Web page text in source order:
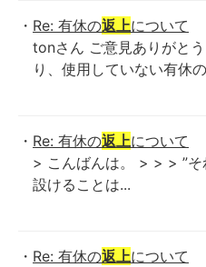
Re: 有休の返上について
tonさん ご意見ありがと
り、使用していない有休
Re: 有休の返上について
> こんばんは。 > > > ”
設けることは...
Re: 有休の返上について